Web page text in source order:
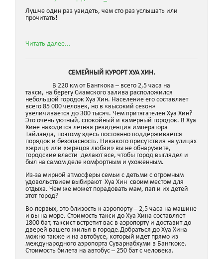
Лушче один раз увидеть, чем сто раз услышать или
прочитать!
Читать далее...
СЕМЕЙНЫЙ КУРОРТ ХУА ХИН.
В 220 км от Бангкока – всего 2,5 часа на
такси, на берегу Сиамского залива расположился
небольшой городок Хуа Хин. Население его составляет
всего 85 000 человек, но в «высокий сезон»
увеличивается до 300 тысяч. Чем притягателен Хуа Хин?
Это очень уютный, спокойный и камерный городок. В Хуа
Хине находится летняя резиденция императора
Тайланда, поэтому здесь постоянно поддерживается
порядок и безопасность. Никакого присутствия на улицах
«жриц» или «жрецов любви» вы не обнаружите,
городские власти делают все, чтобы город выглядел и
был на самом деле комфортным и ухоженным.
Из-за мирной атмосферы семьи с детьми с огромным
удовольствием выбирают Хуа Хин своим местом для
отдыха. Чем же может порадовать мам, пап и их детей
этот город?
Во-первых, это близость к аэропорту – 2,5 часа на машине
и вы на море. Стоимость такси до Хуа Хина составляет
1800 бат, таксист встретит вас в аэропорту и доставит до
дверей вашего жилья в городе.Добраться до Хуа Хина
можно также и на автобусе, который идет прямо из
международного аэропорта Суварнабхуми в Бангкоке.
Стоимость билета на автобус – 250 бат с человека.